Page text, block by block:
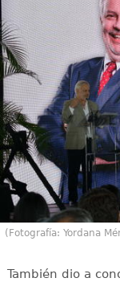
(Fotografía: Yordana
También dio a